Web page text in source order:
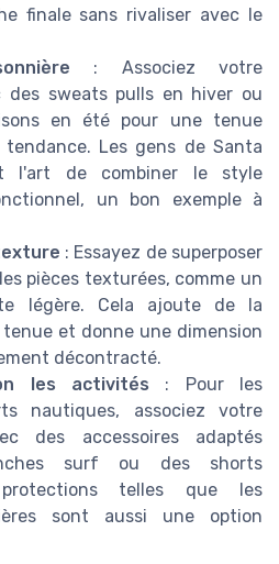
finale sans rivaliser avec le
: Associez votre
des sweats pulls en hiver ou
en été pour une tenue
Les gens de Santa
l'art de combiner le style
un bon exemple à
: Essayez de superposer
pièces texturées, comme un
légère. Cela ajoute de la
et donne une dimension
décontracté.
les activités : Pour les
nautiques, associez votre
des accessoires adaptés
surf ou des shorts
telles que les
sont aussi une option